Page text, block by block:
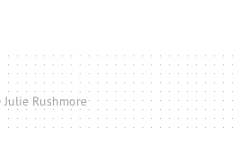
Rushmore